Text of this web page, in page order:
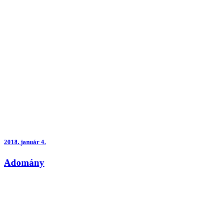
2018. január 4.
Adomány